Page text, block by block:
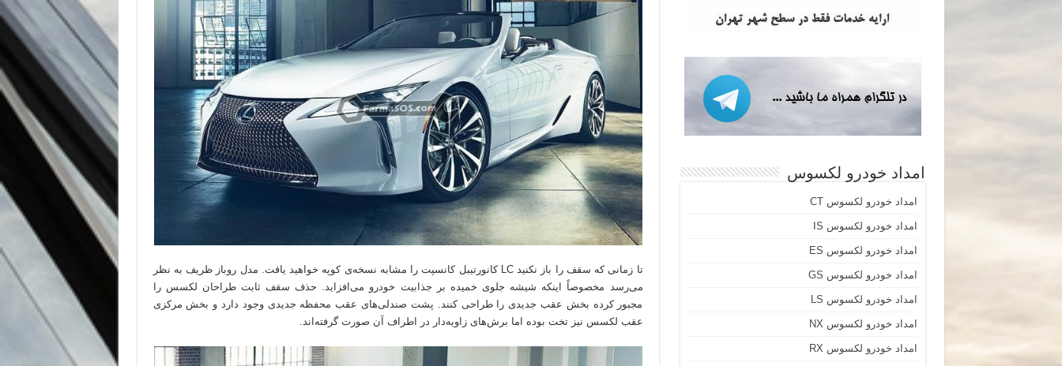
تا زمانی که سقف را باز نکنید LC کانورتیبل کانسپت را مشابه نسخه‌ی کوپه خواهید یافت. مدل روباز ظریف به نظر
می‌رسد مخصوصاً اینکه شیشه جلوی خمیده بر جذابیت خودرو می‌افزاید. حذف سقف ثابت طراحان لکسس را
مجبور کرده بخش عقب جدیدی را طراحی کنند. پشت صندلی‌های عقب محفظه جدیدی وجود دارد و بخش مرکزی
عقب لکسس نیز تخت بوده اما برش‌های زاویه‌دار در اطراف آن صورت گرفته‌اند.
امداد خودرو لکسوس
امداد خودرو لکسوس CT
امداد خودرو لکسوس IS
امداد خودرو لکسوس ES
امداد خودرو لکسوس GS
امداد خودرو لکسوس LS
امداد خودرو لکسوس NX
امداد خودرو لکسوس RX